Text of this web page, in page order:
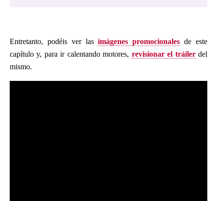
Entretanto, podéis ver lasimágenes promocionales de este
capítulo y, para ir calentando motores, revisionar el tráilerdel
mismo.